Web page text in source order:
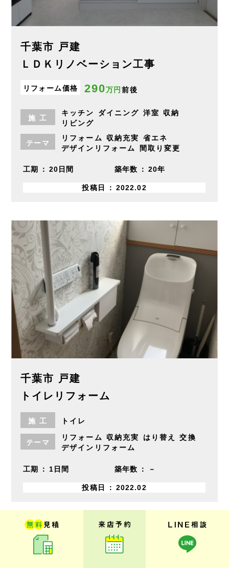
千葉市 戸建
ＬＤＫリノベーション工事
リフォーム価格 290万円 前後
施 工
キッチン ダイニング 洋室
収納
リビング
テーマ
リフォーム 収納充実
省エネ
デザインリフォーム
間取り変更
工期 20日間 築年数 20年
投稿日 2022.02
千葉市 戸建
トイレリフォーム
施 工 トイレ
テーマ
リフォーム 収納充実 はり替え
交換
デザインリフォーム
工期 1日間 築年数 －
投稿日 2022.02